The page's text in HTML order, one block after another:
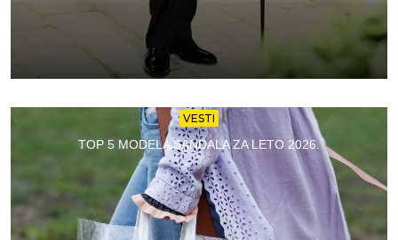
VESTI
TOP 5 MODELA SANDALA ZA LETO 2026.